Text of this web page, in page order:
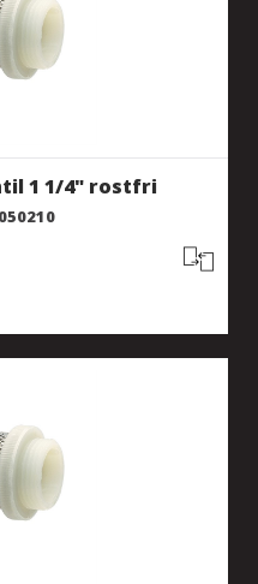
1 1/4" rostfri
050210